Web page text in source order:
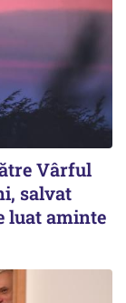
Vârful
salvat
luat aminte